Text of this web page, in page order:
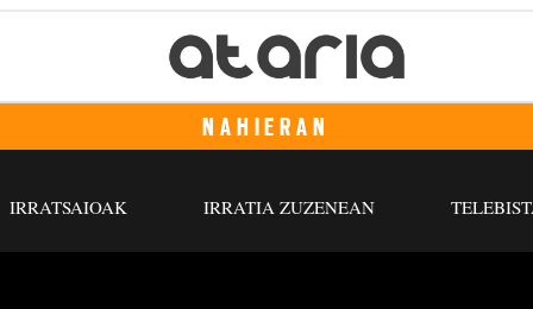
NAHIERAN
IRRATSAIOAK IRRATIA ZUZENEAN